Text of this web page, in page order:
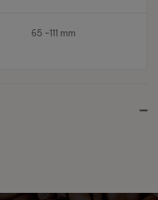
65 –111 mm